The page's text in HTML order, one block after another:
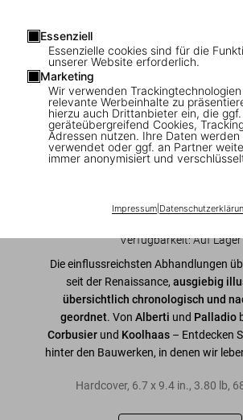
Essenziell
Essenzielle cookies sind für die
unserer Website erforderlich.
Marketing
Wir verwenden
relevante Werbeinhalte zu
hierzu auch Drittanbieter ein, die ggf.
geräteübergreifend Cookies,
Adressen nutzen. Ihre Daten
verwendet oder ggf. an Partner
immer anonymisiert und
Impressum|
Architectural Theory.
on Architecture from the
Today
US$ 40
Verfügbarkeit:Auf Lager
Die einflussreichsten Abhandlungen
seit der Renaissance, ausgiebig
übersichtlich chronologisch und
geordnet. Von Alberti und Palladio
Corbusier und Koolhaas– Entdecken
hinter den Bauwerken, in denen wir
Hardcover, 6.7 x9.4 in., 3.80 lb,